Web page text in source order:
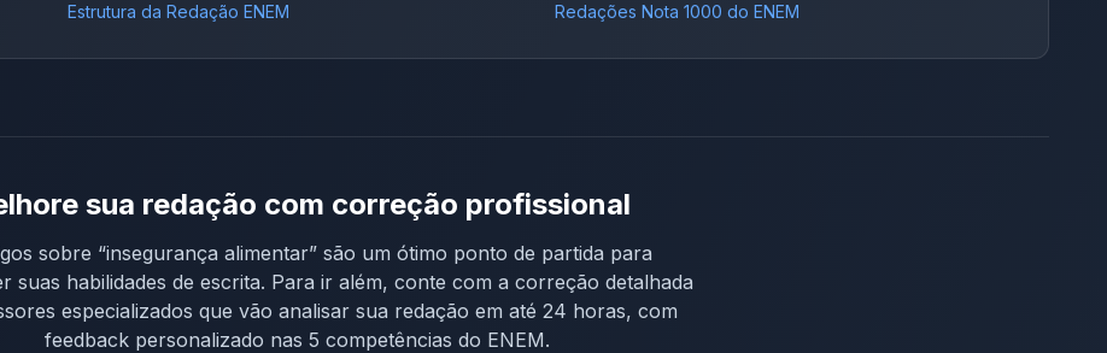
Estrutura da Redação ENEM Redações Nota 1000 do ENEM
sua redação com correção profissional
sobre “insegurança alimentar” são um ótimo ponto de partida para
suas habilidades de escrita. Para ir além, conte com a correção detalhada
especializados que vão analisar sua redação em até 24 horas, com
feedback personalizado nas 5 competências do ENEM.